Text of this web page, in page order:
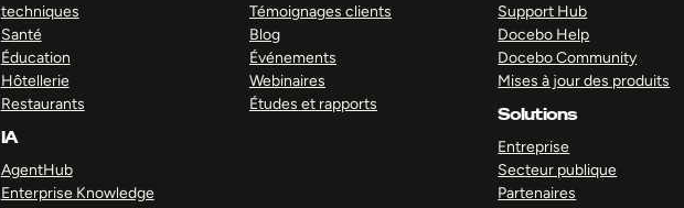
techniques
Santé
Éducation
Hôtellerie
Restaurants
IA
AgentHub
Enterprise Knowledge
Témoignages clients
Blog
Événements
Webinaires
Études et rapports
Support Hub
Docebo Help
Docebo Community
Mises à jour des produits
Solutions
Entreprise
Secteur publique
Partenaires